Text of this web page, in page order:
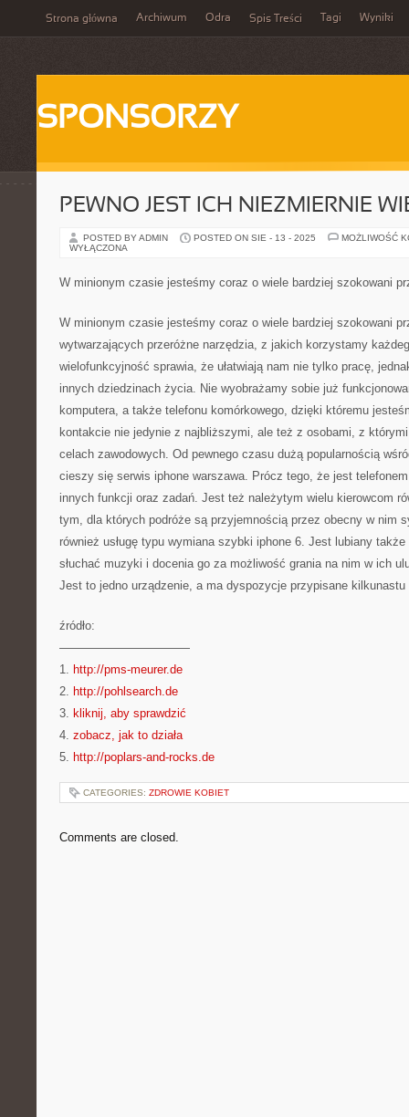
Strona główna Archiwum Odra Spis Treści Tagi Wyniki
SPONSORZY
PEWNO JEST ICH NIEZMIERNIE
POSTED BY ADMIN POSTED ON SIE - 13 - 2025
MOŻLIWOŚĆ
WYŁĄCZONA
W minionym czasie jesteśmy coraz o wiele bardziej szokowani
W minionym czasie jesteśmy coraz o wiele bardziej szokowani
wytwarzających przeróżne narzędzia, z jakich korzystamy
wielofunkcyjność sprawia, że ułatwiają nam nie tylko pracę,
innych dziedzinach życia. Nie wyobrażamy sobie już
komputera, a także telefonu komórkowego, dzięki któremu
kontakcie nie jedynie z najbliższymi, ale też z osobami, z
celach zawodowych. Od pewnego czasu dużą popularnością
cieszy się serwis iphone warszawa. Prócz tego, że jest
innych funkcji oraz zadań. Jest też należytym wielu kierowcom
tym, dla których podróże są przyjemnością przez obecny w nim
również usługę typu wymiana szybki iphone 6. Jest lubiany
słuchać muzyki i docenia go za możliwość grania na nim w ich
Jest to jedno urządzenie, a ma dyspozycje przypisane kilkunastu
źródło:
———————————
1. http://pms-meurer.de
2. http://pohlsearch.de
3. kliknij, aby sprawdzić
4. zobacz, jak to działa
5. http://poplars-and-rocks.de
CATEGORIES: ZDROWIE KOBIET
Comments are closed.